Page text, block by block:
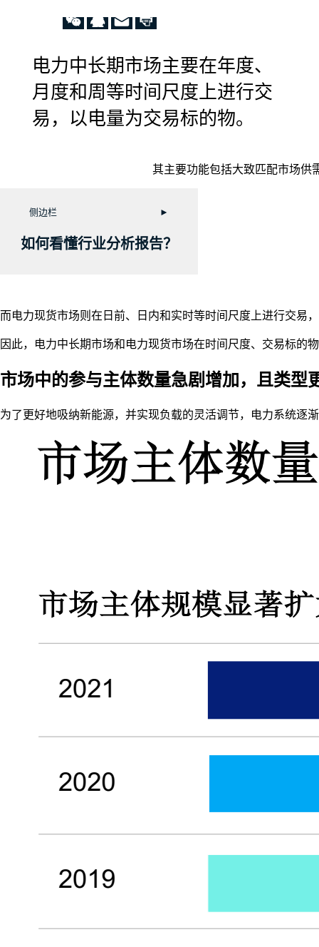
电力中长期市场主要在年度、
月度和周等时间尺度上进行交
易，以电量为交易标的物。
其主要功能包括大致匹配市场供
侧边栏 ►
如何看懂行业分析报告？
而电力现货市场则在日前、日内和实时等时间尺度上进行交易
因此，电力中长期市场和电力现货市场在时间尺度、交易标的
市场中的参与主体数量急剧增加，且类型
为了更好地吸纳新能源，并实现负载的灵活调节，电力系统逐